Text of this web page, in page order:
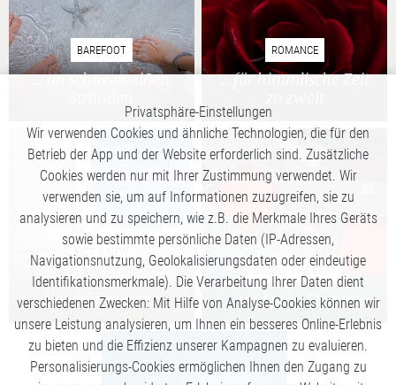
BAREFOOT
... an schneeweißen
ROMANCE
... für himmlische Zeit
HOT & NEW
...die heißesten
Neueröffnungen
... und pure Eleganz
Privatsphäre-Einstellungen
Wir verwenden Cookies und ähnliche Technologien, die für den
Betrieb der App und der Website erforderlich sind. Zusätzliche
Cookies werden nur mit Ihrer Zustimmung verwendet. Wir
verwenden sie, um auf Informationen zuzugreifen, sie zu
analysieren und zu speichern, wie z.B. die Merkmale Ihres Geräts
sowie bestimmte persönliche Daten (IP-Adressen,
Navigationsnutzung, Geolokalisierungsdaten oder eindeutige
Identifikationsmerkmale). Die Verarbeitung Ihrer Daten dient
verschiedenen Zwecken: Mit Hilfe von Analyse-Cookies können wir
unsere Leistung analysieren, um Ihnen ein besseres Online-Erlebnis
zu bieten und die Effizienz unserer Kampagnen zu evaluieren.
Personalisierungs-Cookies ermöglichen Ihnen den Zugang zu